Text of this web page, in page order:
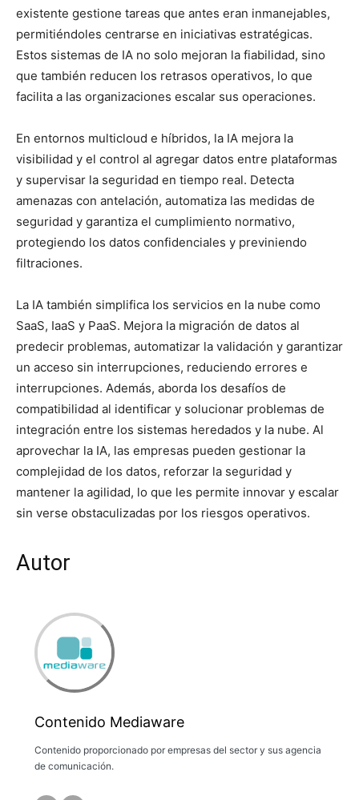
existente gestione tareas que antes eran inmanejables,
permitiéndoles centrarse en iniciativas estratégicas.
Estos sistemas de IA no solo mejoran la fiabilidad, sino
que también reducen los retrasos operativos, lo que
facilita a las organizaciones escalar sus operaciones.
En entornos multicloud e híbridos, la IA mejora la
visibilidad y el control al agregar datos entre plataformas
y supervisar la seguridad en tiempo real. Detecta
amenazas con antelación, automatiza las medidas de
seguridad y garantiza el cumplimiento normativo,
protegiendo los datos confidenciales y previniendo
filtraciones.
La IA también simplifica los servicios en la nube como
SaaS, IaaS y PaaS. Mejora la migración de datos al
predecir problemas, automatizar la validación y garantizar
un acceso sin interrupciones, reduciendo errores e
interrupciones. Además, aborda los desafíos de
compatibilidad al identificar y solucionar problemas de
integración entre los sistemas heredados y la nube. Al
aprovechar la IA, las empresas pueden gestionar la
complejidad de los datos, reforzar la seguridad y
mantener la agilidad, lo que les permite innovar y escalar
sin verse obstaculizadas por los riesgos operativos.
Autor
Contenido Mediaware
Contenido proporcionado por empresas del sector y sus agencia
de comunicación.